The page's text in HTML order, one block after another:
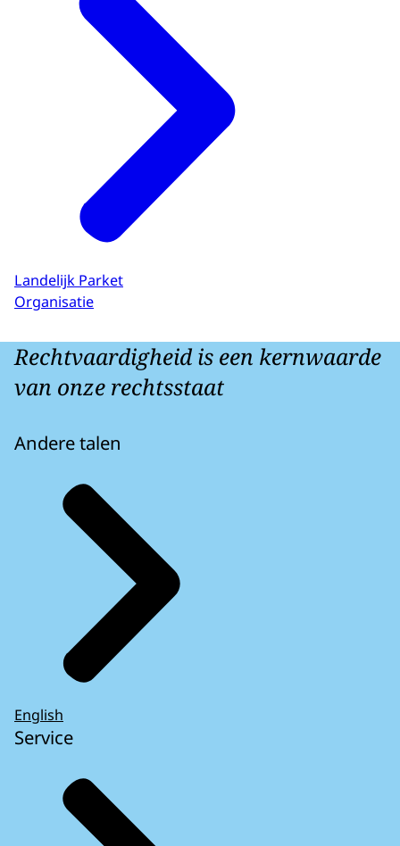
Landelijk Parket
Organisatie
Rechtvaardigheid is een kernwaarde
van onze rechtsstaat
Andere talen
English
Service